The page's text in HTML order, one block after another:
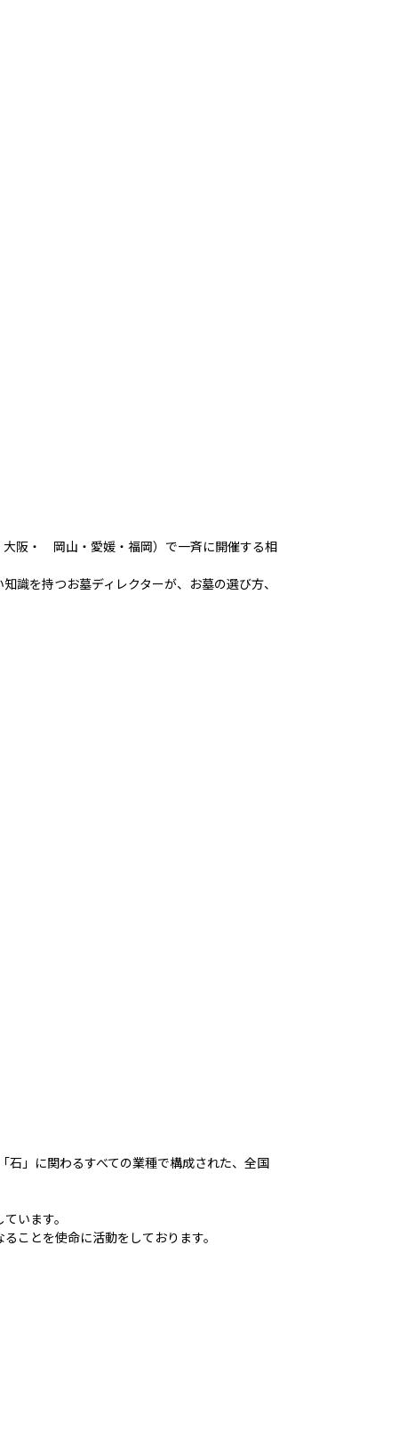
大阪・ 岡山・愛媛・福岡）で一斉に開催する相
識を持つお墓ディレクターが、お墓の選び方、
」に関わるすべての業種で構成された、全国
います。
ことを使命に活動をしております。